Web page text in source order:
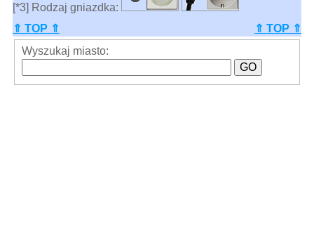
[*3] Rodzaj gniazdka:
⇑ TOP ⇑
⇑ TOP ⇑
Wyszukaj miasto: